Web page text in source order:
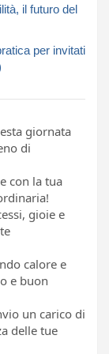
il futuro del
per invitati
giornata
di
con la tua
gioie e
calore e
e buon
un carico di
delle tue